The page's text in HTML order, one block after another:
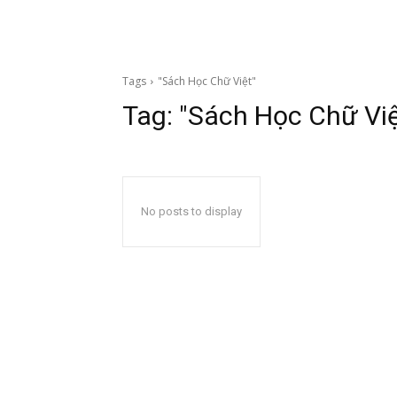
Tags "Sách Học Chữ Việt"
Tag: "Sách Học Chữ
No posts to display